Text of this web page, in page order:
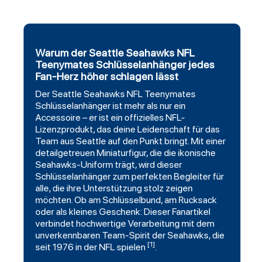
Warum der Seattle Seahawks NFL
Teenymates Schlüsselanhänger jedes
Fan-Herz höher schlagen lässt
DerSeattle Seahawks NFL Teenymates
Schlüsselanhänger ist mehr als nur ein
Accessoire – er ist ein offizielles NFL-
Lizenzprodukt, das deine Leidenschaft für das
Team aus Seattle auf den Punkt bringt. Mit einer
detailgetreuen Miniaturfigur, die die ikonische
Seahawks-Uniform trägt, wird dieser
Schlüsselanhänger zum perfekten Begleiter für
alle, die ihre Unterstützung stolz zeigen
möchten. Ob am Schlüsselbund, am Rucksack
oder als kleines Geschenk: Dieser Fanartikel
verbindet hochwertige Verarbeitung mit dem
unverkennbaren Team-Spirit der Seahawks, die
seit 1976 in der NFL spielen [1].